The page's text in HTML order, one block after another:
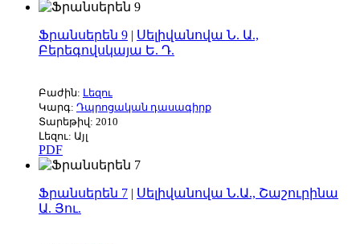
Ֆրանսերեն 9 | Սելիվանովա Ն. Ա.,
Բերեգովսկայա Ե. Դ.
Բաժին: Լեզու
Կարգ: Դպրոցական դասագիրք
Տարեթիվ: 2010
Լեզու: Այլ
PDF
Ֆրանսերեն 7 | Սելիվանովա Ն.Ա., Շաշուրինա
Ա. Յու.